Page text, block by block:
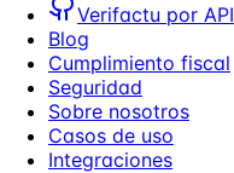
Verifactu por API
Blog
Cumplimiento fiscal
Seguridad
Sobre nosotros
Casos de uso
Integraciones